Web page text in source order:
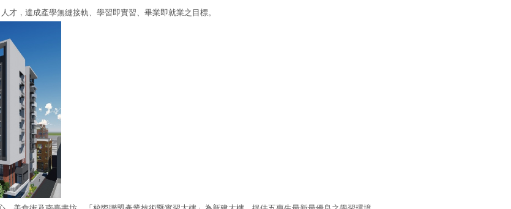
才，達成產學無縫接軌、學習即實習、畢業即就業之目標。